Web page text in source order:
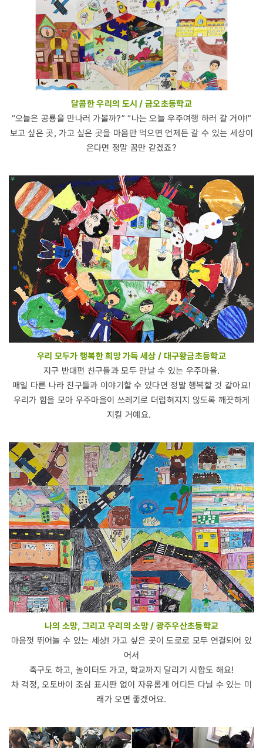
달콤한 우리의 도시 / 금오초등학교
“오늘은 공룡을 만나러 가볼까?” “나는 오늘 우주여행 하러 갈 거야!”
보고 싶은 곳, 가고 싶은 곳을 마음만 먹으면 언제든 갈 수 있는 세상이
온다면 정말 꿈만 같겠죠?
우리 모두가 행복한 희망 가득 세상 / 대구황금초등학교
지구 반대편 친구들과 모두 만날 수 있는 우주마을.
매일 다른 나라 친구들과 이야기할 수 있다면 정말 행복할 것 같아요!
우리가 힘을 모아 우주마을이 쓰레기로 더럽혀지지 않도록 깨끗하게
지킬 거예요.
나의 소망, 그리고 우리의 소망 / 광주우산초등학교
마음껏 뛰어놀 수 있는 세상! 가고 싶은 곳이 도로로 모두 연결되어 있
어서
축구도 하고, 놀이터도 가고, 학교까지 달리기 시합도 해요!
차 걱정, 오토바이 조심 표시판 없이 자유롭게 어디든 다닐 수 있는 미
래가 오면 좋겠어요.